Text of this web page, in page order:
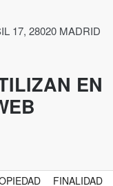
17, 28020 MADRID
EN
FINALIDAD